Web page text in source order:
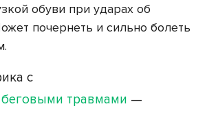
обуви при ударах об
почернеть и сильно болеть
с
травмами —